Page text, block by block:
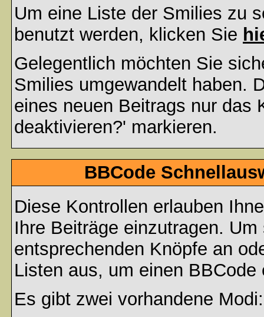
Um eine Liste der Smilies zu
benutzt werden, klicken Sie
Gelegentlich möchten Sie
Smilies umgewandelt haben.
eines neuen Beitrags nur das
deaktivieren?' markieren.
BBCode
Diese Kontrollen erlauben
Ihre Beiträge einzutragen.
entsprechenden Knöpfe an
Listen aus, um einen BBCode
Es gibt zwei vorhandene